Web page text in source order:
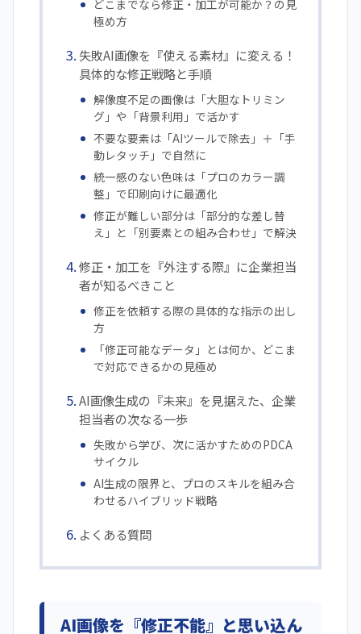
どこまでなら修正・加工が可能か？の見
極め方
失敗AI画像を『使える素材』に変える！
具体的な修正戦略と手順
解像度不足の画像は「大胆なトリミン
グ」や「背景利用」で活かす
不要な要素は「AIツールで除去」＋「手
動レタッチ」で自然に
統一感のない色味は「プロのカラー調
整」で印刷向けに最適化
修正が難しい部分は「部分的な差し替
え」と「別要素との組み合わせ」で解決
修正・加工を『外注する際』に企業担当
者が知るべきこと
修正を依頼する際の具体的な指示の出し
方
「修正可能なデータ」とは何か、どこま
で対応できるかの見極め
AI画像生成の『未来』を見据えた、企業
担当者の次なる一歩
失敗から学び、次に活かすためのPDCA
サイクル
AI生成の限界と、プロのスキルを組み合
わせるハイブリッド戦略
よくある質問
AI画像を『修正不能』と思い込ん